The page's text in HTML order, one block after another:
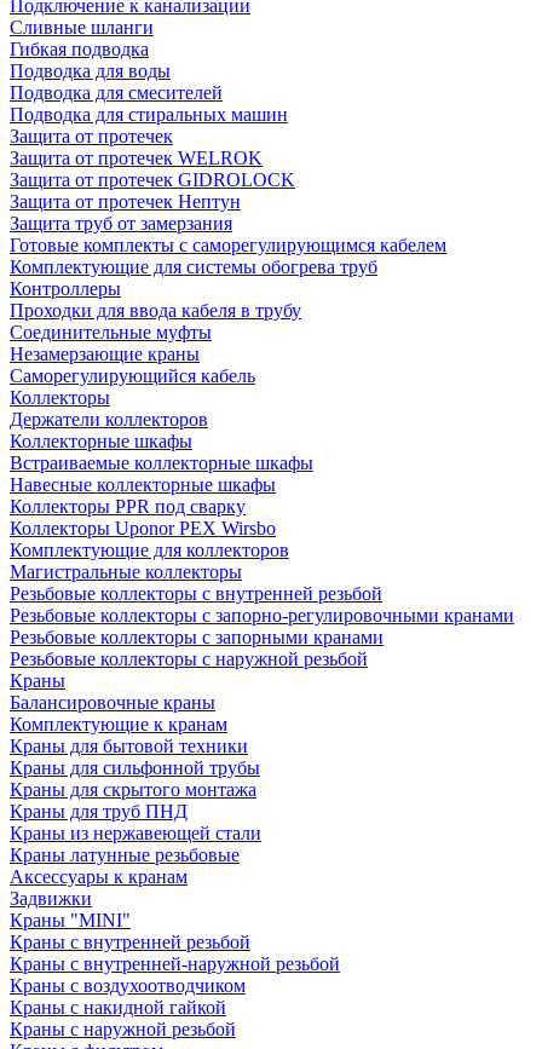
Подключение к канализации
Сливные шланги
Гибкая подводка
Подводка для воды
Подводка для смесителей
Подводка для стиральных машин
Защита от протечек
Защита от протечек WELROK
Защита от протечек GIDROLOCK
Защита от протечек Нептун
Защита труб от замерзания
Готовые комплекты с саморегулирующимся кабелем
Комплектующие для системы обогрева труб
Контроллеры
Проходки для ввода кабеля в трубу
Соединительные муфты
Незамерзающие краны
Саморегулирующийся кабель
Коллекторы
Держатели коллекторов
Коллекторные шкафы
Встраиваемые коллекторные шкафы
Навесные коллекторные шкафы
Коллекторы PPR под сварку
Коллекторы Uponor PEX Wirsbo
Комплектующие для коллекторов
Магистральные коллекторы
Резьбовые коллекторы с внутренней резьбой
Резьбовые коллекторы с запорно-регулировочными кранами
Резьбовые коллекторы с запорными кранами
Резьбовые коллекторы с наружной резьбой
Краны
Балансировочные краны
Комплектующие к кранам
Краны для бытовой техники
Краны для сильфонной трубы
Краны для скрытого монтажа
Краны для труб ПНД
Краны из нержавеющей стали
Краны латунные резьбовые
Аксессуары к кранам
Задвижки
Краны "MINI"
Краны с внутренней резьбой
Краны с внутренней-наружной резьбой
Краны с воздухоотводчиком
Краны с накидной гайкой
Краны с наружной резьбой